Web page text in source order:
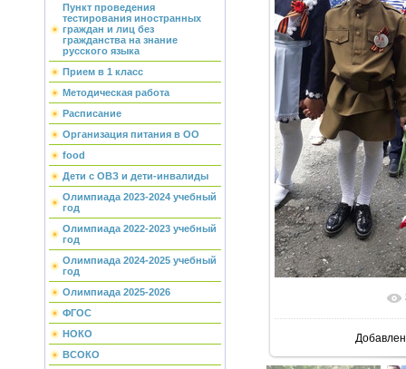
Пункт проведения
тестирования иностранных
граждан и лиц без
гражданства на знание
русского языка
Прием в 1 класс
Методическая работа
Расписание
Организация питания в ОО
food
Дети с ОВЗ и дети-инвалиды
Олимпиада 2023-2024 учебный
год
Олимпиада 2022-2023 учебный
год
Олимпиада 2024-2025 учебный
год
Олимпиада 2025-2026
ФГОС
НОКО
ВСОКО
В